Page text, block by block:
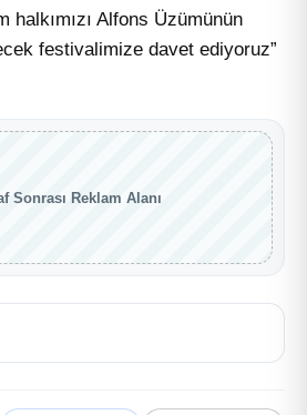
Alfons Üzümünün
festivalimize davet ediyoruz”
Sonrası Reklam Alanı